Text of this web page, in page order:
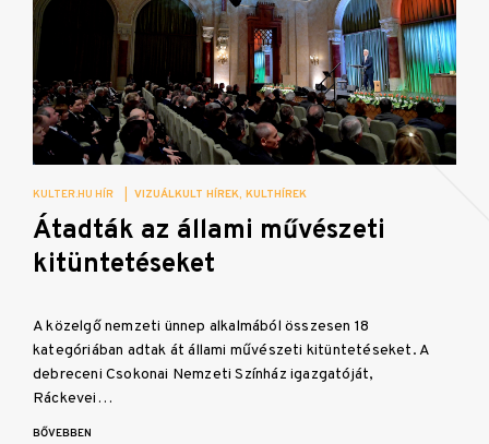
KULTER.HU HÍR VIZUÁLKULT HÍREK KULTHÍREK
Átadták az állami művészeti
kitüntetéseket
A közelgő nemzeti ünnep alkalmából összesen 18
kategóriában adtak át állami művészeti kitüntetéseket. A
debreceni Csokonai Nemzeti Színház igazgatóját,
Ráckevei…
BŐVEBBEN